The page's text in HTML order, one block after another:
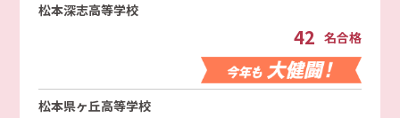
松本深志高等学校
42 名合格
松本県ヶ丘高等学校